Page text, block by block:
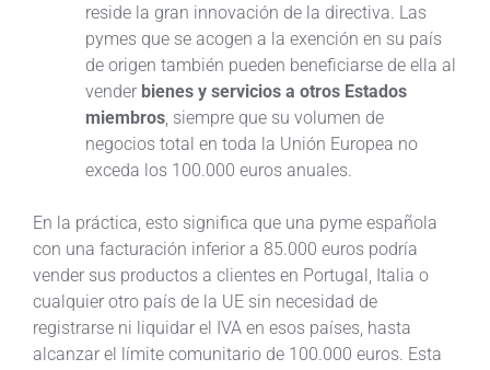
reside la gran innovación de la directiva. Las
pymes que se acogen a la exención en su país
de origen también pueden beneficiarse de ella al
vender bienes y servicios a otros Estados
miembros , siempre que su volumen de
negocios total en toda la Unión Europea no
exceda los 100.000 euros anuales.
En la práctica, esto significa que una pyme española
con una facturación inferior a 85.000 euros podría
vender sus productos a clientes en Portugal, Italia o
cualquier otro país de la UE sin necesidad de
registrarse ni liquidar el IVA en esos países, hasta
alcanzar el límite comunitario de 100.000 euros. Esta